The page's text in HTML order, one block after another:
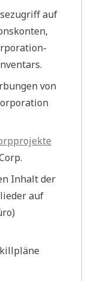
auf
von
Inhalt der
auf